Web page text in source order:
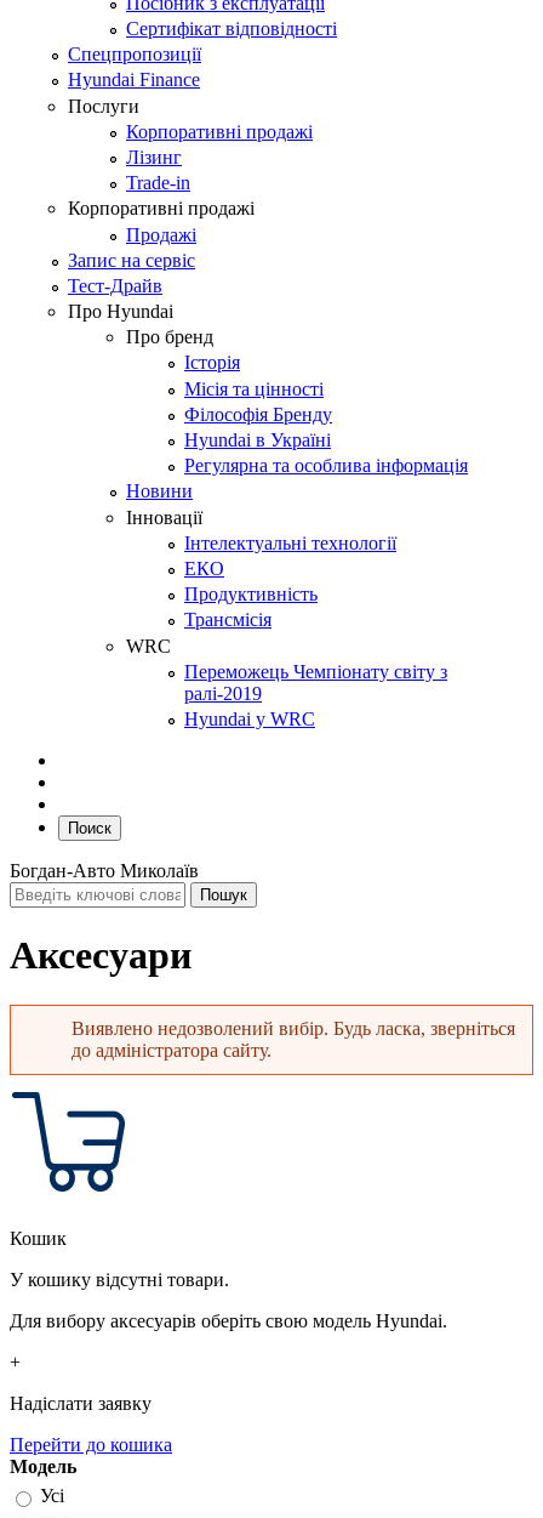
Сертифікат відповідності
Спецпропозиції
Hyundai Finance
Послуги
Корпоративні продажі
Лізинг
Trade-in
Корпоративні продажі
Продажі
Запис на сервіс
Тест-Драйв
Про Hyundai
Про бренд
Історія
Місія та цінності
Філософія Бренду
Hyundai в Україні
Регулярна та особлива інформація
Новини
Інновації
Інтелектуальні технології
ЕКО
Продуктивність
Трансмісія
WRC
Переможець Чемпіонату світу з
ралі-2019
Hyundai у WRC
Поиск
Богдан-Авто Миколаїв
Аксесуари
Повідомлення про помилку
Виявлено недозволений вибір. Будь ласка, зверніться
до адміністратора сайту.
Кошик
У кошику відсутні товари.
Для вибору аксесуарів оберіть свою модель Hyundai.
+
Надіслати заявку
Перейти до кошика
Модель
Усі